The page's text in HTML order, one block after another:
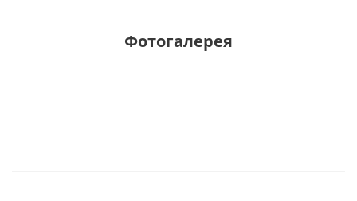
Фотогалерея